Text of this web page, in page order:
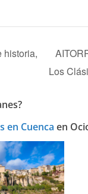
historia,
Los
en Cuenca en